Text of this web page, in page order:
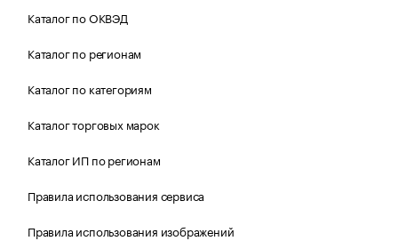
Каталог по ОКВЭД
Каталог по регионам
Каталог по категориям
Каталог торговых марок
Каталог ИП по регионам
Правила использования сервиса
Правила использования изображений